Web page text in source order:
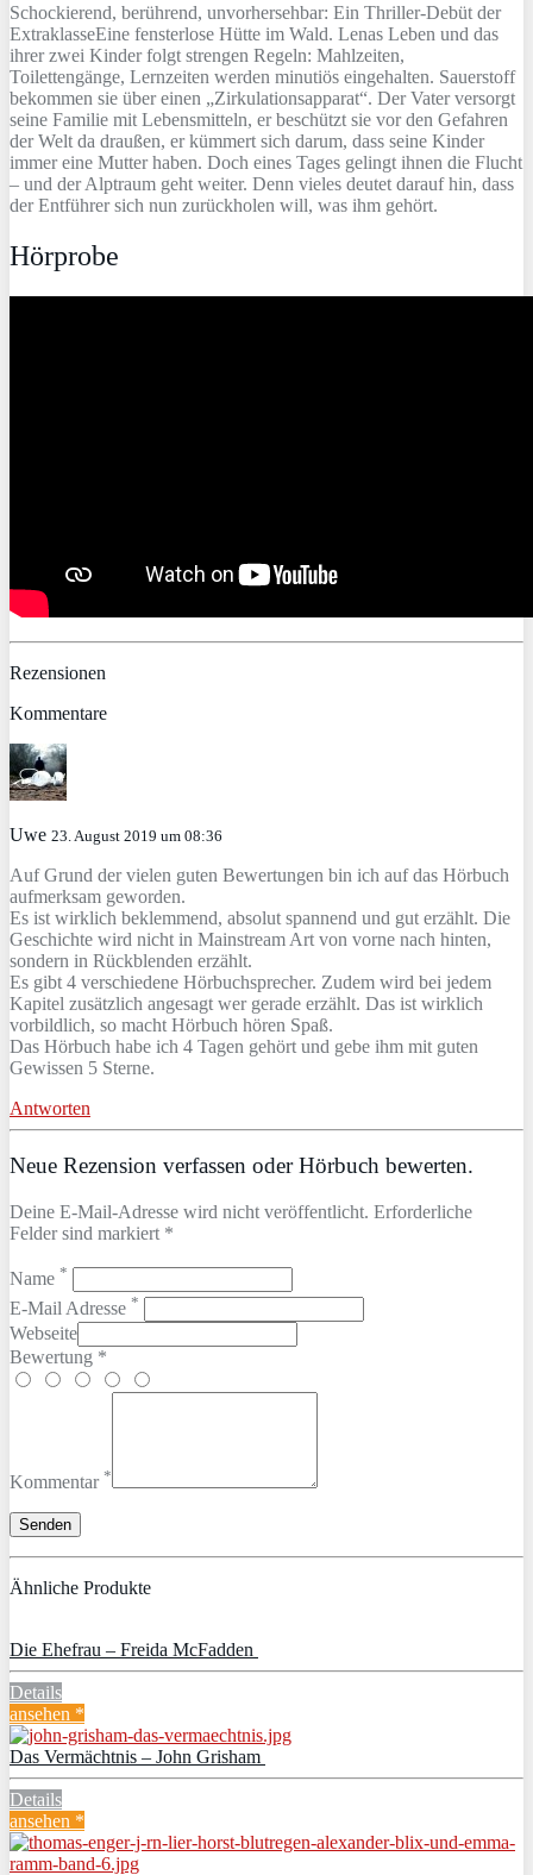
Schockierend, berührend, unvorhersehbar: Ein Thriller-Debüt der
ExtraklasseEine fensterlose Hütte im Wald. Lenas Leben und das
ihrer zwei Kinder folgt strengen Regeln: Mahlzeiten,
Toilettengänge, Lernzeiten werden minutiös eingehalten. Sauerstoff
bekommen sie über einen „Zirkulationsapparat“. Der Vater versorgt
seine Familie mit Lebensmitteln, er beschützt sie vor den Gefahren
der Welt da draußen, er kümmert sich darum, dass seine Kinder
immer eine Mutter haben. Doch eines Tages gelingt ihnen die Flucht
– und der Alptraum geht weiter. Denn vieles deutet darauf hin, dass
der Entführer sich nun zurückholen will, was ihm gehört.
Hörprobe
Rezensionen
Kommentare
Uwe 23. August 2019 um 08:36
Auf Grund der vielen guten Bewertungen bin ich auf das Hörbuch
aufmerksam geworden.
Es ist wirklich beklemmend, absolut spannend und gut erzählt. Die
Geschichte wird nicht in Mainstream Art von vorne nach hinten,
sondern in Rückblenden erzählt.
Es gibt 4 verschiedene Hörbuchsprecher. Zudem wird bei jedem
Kapitel zusätzlich angesagt wer gerade erzählt. Das ist wirklich
vorbildlich, so macht Hörbuch hören Spaß.
Das Hörbuch habe ich 4 Tagen gehört und gebe ihm mit guten
Gewissen 5 Sterne.
Antworten
Neue Rezension verfassen oder Hörbuch bewerten.
Deine E-Mail-Adresse wird nicht veröffentlicht. Erforderliche
Felder sind markiert *
Name *
E-Mail Adresse *
Webseite
Bewertung *
Kommentar *
Ähnliche Produkte
Die Ehefrau – Freida McFadden
Details
ansehen *
Das Vermächtnis – John Grisham
Details
ansehen *